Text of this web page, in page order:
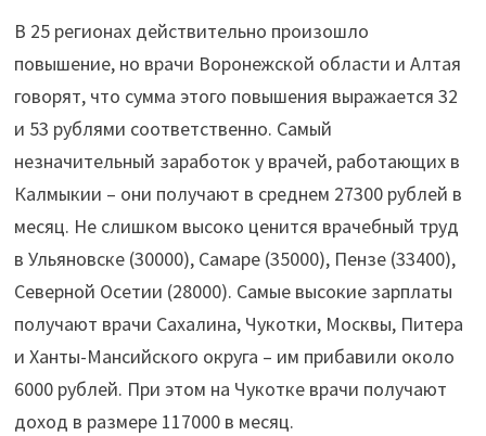
В 25 регионах действительно произошло
повышение, но врачи Воронежской области и Алтая
говорят, что сумма этого повышения выражается 32
и 53 рублями соответственно. Самый
незначительный заработок у врачей, работающих в
Калмыкии – они получают в среднем 27300 рублей в
месяц. Не слишком высоко ценится врачебный труд
в Ульяновске (30000), Самаре (35000), Пензе (33400),
Северной Осетии (28000). Самые высокие зарплаты
получают врачи Сахалина, Чукотки, Москвы, Питера
и Ханты-Мансийского округа – им прибавили около
6000 рублей. При этом на Чукотке врачи получают
доход в размере 117000 в месяц.